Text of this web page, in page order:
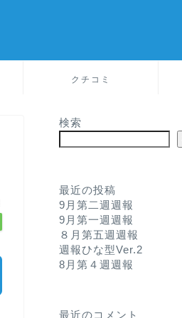
クチコミ
検索
最近の投稿
9月第二週週報
9月第一週週報
８月第五週週報
週報ひな型Ver.2
8月第４週週報
最近のコメント